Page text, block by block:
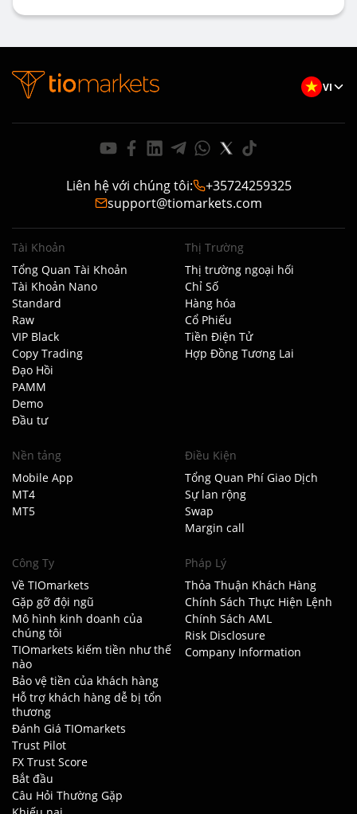
VI
Liên hệ với chúng tôi:
+35724259325
support@tiomarkets.com
Tài Khoản
Tổng Quan Tài Khoản
Tài Khoản Nano
Standard
Raw
VIP Black
Copy Trading
Đạo Hồi
PAMM
Demo
Đầu tư
Thị Trường
Thị trường ngoại hối
Chỉ Số
Hàng hóa
Cổ Phiếu
Tiền Điện Tử
Hợp Đồng Tương Lai
Nền tảng
Mobile App
MT4
MT5
Điều Kiện
Tổng Quan Phí Giao Dịch
Sự lan rộng
Swap
Margin call
Công Ty
Về TIOmarkets
Gặp gỡ đội ngũ
Mô hình kinh doanh của
chúng tôi
TIOmarkets kiếm tiền như thế
nào
Bảo vệ tiền của khách hàng
Hỗ trợ khách hàng dễ bị tổn
thương
Đánh Giá TIOmarkets
Trust Pilot
FX Trust Score
Bắt đầu
Câu Hỏi Thường Gặp
Pháp Lý
Thỏa Thuận Khách Hàng
Chính Sách Thực Hiện Lệnh
Chính Sách AML
Risk Disclosure
Company Information